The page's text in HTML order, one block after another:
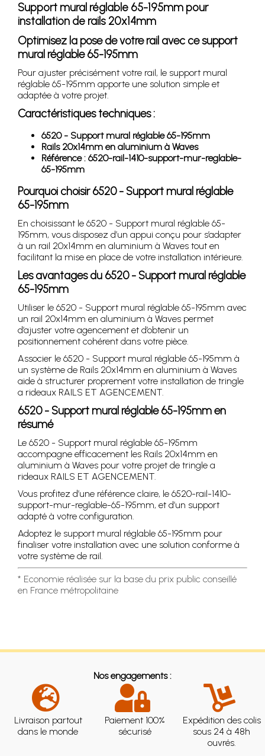
Support mural réglable 65-195mm pour
installation de rails 20x14mm
Optimisez la pose de votre rail avec ce support
mural réglable 65-195mm
Pour ajuster précisément votre rail, le support mural
réglable 65-195mm apporte une solution simple et
adaptée à votre projet.
Caractéristiques techniques :
6520 - Support mural réglable 65-195mm
Rails 20x14mm en aluminium à Waves
Référence : 6520-rail-1410-support-mur-reglable-
65-195mm
Pourquoi choisir 6520 - Support mural réglable
65-195mm
En choisissant le 6520 - Support mural réglable 65-
195mm, vous disposez d’un appui conçu pour s’adapter
à un rail 20x14mm en aluminium à Waves tout en
facilitant la mise en place de votre installation intérieure.
Les avantages du 6520 - Support mural réglable
65-195mm
Utiliser le 6520 - Support mural réglable 65-195mm avec
un rail 20x14mm en aluminium à Waves permet
d’ajuster votre agencement et d’obtenir un
positionnement cohérent dans votre pièce.
Associer le 6520 - Support mural réglable 65-195mm à
un système de Rails 20x14mm en aluminium à Waves
aide à structurer proprement votre installation de tringle
a rideaux RAILS ET AGENCEMENT.
6520 - Support mural réglable 65-195mm en
résumé
Le 6520 - Support mural réglable 65-195mm
accompagne efficacement les Rails 20x14mm en
aluminium à Waves pour votre projet de tringle a
rideaux RAILS ET AGENCEMENT.
Vous profitez d’une référence claire, le 6520-rail-1410-
support-mur-reglable-65-195mm, et d’un support
adapté à votre configuration.
Adoptez le support mural réglable 65-195mm pour
finaliser votre installation avec une solution conforme à
votre système de rail.
* Economie réalisée sur la base du prix public conseillé
en France métropolitaine
Nos engagements :
Livraison partout
dans le monde
Paiement 100%
sécurisé
Expédition des colis
sous 24 à 48h
ouvrés.